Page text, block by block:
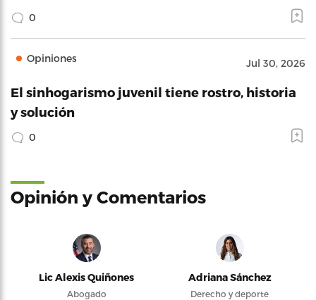
0
Opiniones Jul 30, 2026
El sinhogarismo juvenil tiene rostro, historia
y solución
0
Opinión y Comentarios
Lic Alexis Quiñones
Abogado
Adriana Sánchez
Derecho y deporte